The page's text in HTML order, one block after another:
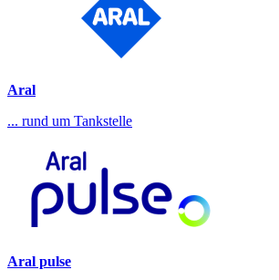
Aral
... rund um Tankstelle
Aral pulse